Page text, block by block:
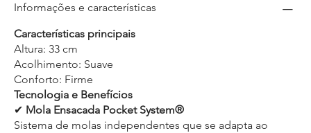
Informações e características
Características principais
Altura: 33 cm
Acolhimento: Suave
Conforto: Firme
Tecnologia e Benefícios
✔ Mola Ensacada Pocket System®
Sistema de molas independentes que se adapta ao